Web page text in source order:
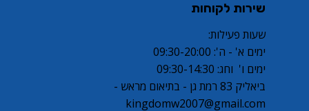
שירות לקוחות
שעות פעילות:
ימים א' - ה': 09:30-20:00
ימים ו' וחג: 09:30-14:30
ביאליק 83 רמת גן - בתיאום מראש -
kingdomw2007@gmail.com